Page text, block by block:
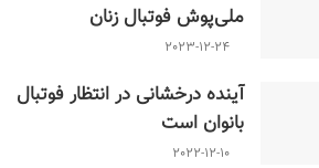
ملی‌پوش فوتبال زنان
2023-12-24
آینده درخشانی در انتظار فوتبال
بانوان است
2022-12-10